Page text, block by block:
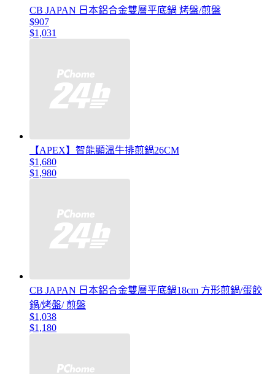
CB JAPAN 日本鋁合金雙層平底鍋 烤盤/煎盤
$907
$1,031
【APEX】智能顯溫牛排煎鍋26CM
$1,680
$1,980
CB JAPAN 日本鋁合金雙層平底鍋18cm 方形煎鍋/蛋餃
鍋/烤盤/ 煎盤
$1,038
$1,180